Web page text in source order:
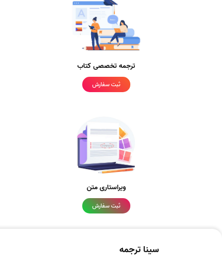
ترجمه تخصصی کتاب
ثبت سفارش
ویراستاری متن
ثبت سفارش
سینا ترجمه